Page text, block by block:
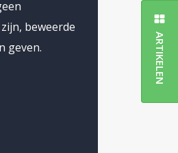
beweerde
geven.
ARTIKELEN